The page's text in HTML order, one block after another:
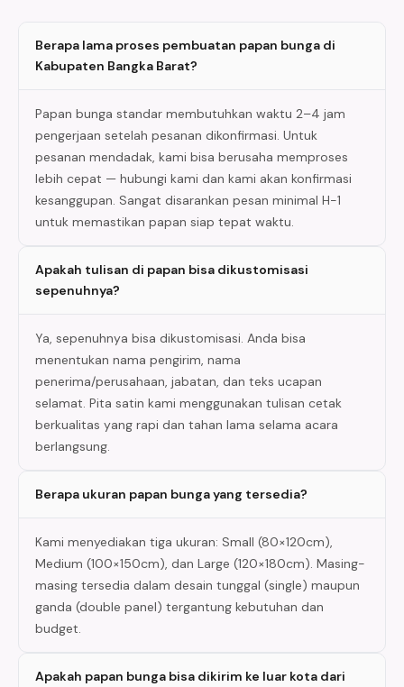
Berapa lama proses pembuatan papan bunga di
Kabupaten Bangka Barat?
Papan bunga standar membutuhkan waktu 2–4 jam
pengerjaan setelah pesanan dikonfirmasi. Untuk
pesanan mendadak, kami bisa berusaha memproses
lebih cepat — hubungi kami dan kami akan konfirmasi
kesanggupan. Sangat disarankan pesan minimal H-1
untuk memastikan papan siap tepat waktu.
Apakah tulisan di papan bisa dikustomisasi
sepenuhnya?
Ya, sepenuhnya bisa dikustomisasi. Anda bisa
menentukan nama pengirim, nama
penerima/perusahaan, jabatan, dan teks ucapan
selamat. Pita satin kami menggunakan tulisan cetak
berkualitas yang rapi dan tahan lama selama acara
berlangsung.
Berapa ukuran papan bunga yang tersedia?
Kami menyediakan tiga ukuran: Small (80×120cm),
Medium (100×150cm), dan Large (120×180cm). Masing-
masing tersedia dalam desain tunggal (single) maupun
ganda (double panel) tergantung kebutuhan dan
budget.
Apakah papan bunga bisa dikirim ke luar kota dari